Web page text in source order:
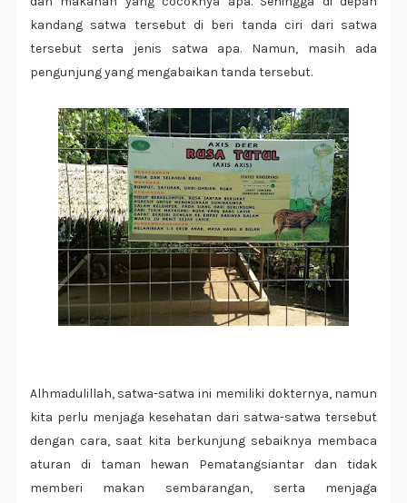
kandang satwa tersebut di beri tanda ciri dari satwa
tersebut serta jenis satwa apa. Namun, masih ada
pengunjung yang mengabaikan tanda tersebut.
Alhmadulillah, satwa-satwa ini memiliki dokternya, namun
kita perlu menjaga kesehatan dari satwa-satwa tersebut
dengan cara, saat kita berkunjung sebaiknya membaca
aturan di taman hewan Pematangsiantar dan tidak
memberi makan sembarangan, serta menjaga